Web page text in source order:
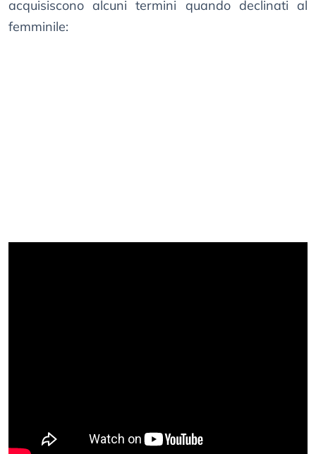
acquisiscono alcuni termini quando declinati al
femminile: